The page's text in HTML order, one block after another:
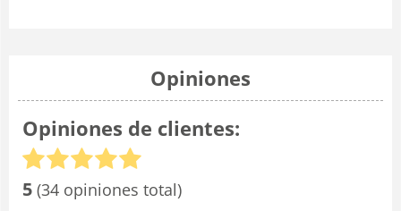
Opiniones
Opiniones de clientes:
5 (34 opiniones total)